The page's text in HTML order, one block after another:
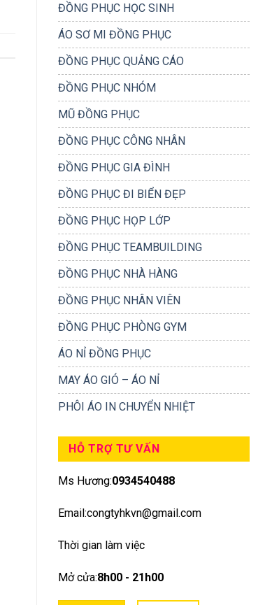
ĐỒNG PHỤC HỌC SINH
ÁO SƠ MI ĐỒNG PHỤC
ĐỒNG PHỤC QUẢNG CÁO
ĐỒNG PHỤC NHÓM
MŨ ĐỒNG PHỤC
ĐỒNG PHỤC CÔNG NHÂN
ĐỒNG PHỤC GIA ĐÌNH
ĐỒNG PHỤC ĐI BIỂN ĐẸP
ĐỒNG PHỤC HỌP LỚP
ĐỒNG PHỤC TEAMBUILDING
ĐỒNG PHỤC NHÀ HÀNG
ĐỒNG PHỤC NHÂN VIÊN
ĐỒNG PHỤC PHÒNG GYM
ÁO NỈ ĐỒNG PHỤC
MAY ÁO GIÓ – ÁO NỈ
PHÔI ÁO IN CHUYỂN NHIỆT
HỖ TRỢ TƯ VẤN
Ms Hương:0934540488
Email:congtyhkvn@gmail.com
Thời gian làm việc
Mở cửa:8h00 - 21h00